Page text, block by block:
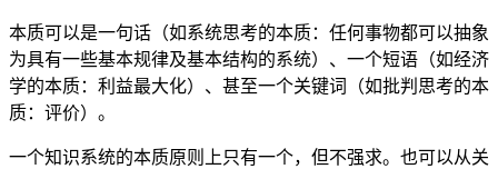
本质可以是一句话（如系统思考的本质：任何事物都可以抽象
为具有一些基本规律及基本结构的系统）、一个短语（如经济
学的本质：利益最大化）、甚至一个关键词（如批判思考的本
质：评价）。
一个知识系统的本质原则上只有一个，但不强求。也可以从关